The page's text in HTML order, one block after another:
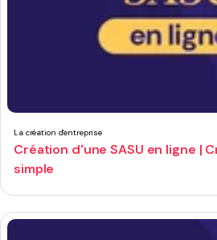
La création d'entreprise
Création d'une SASU en ligne |
simple